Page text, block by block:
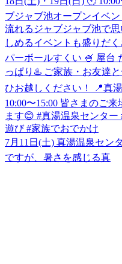
7月11日(土) 真湯温泉セ
ですが、暑さを感じる真